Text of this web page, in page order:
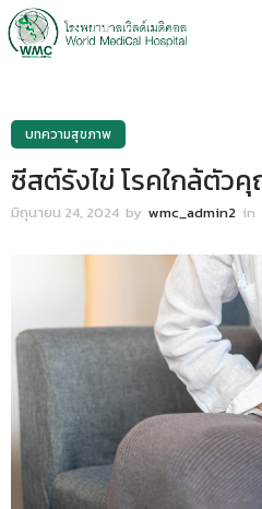
บทความสุขภาพ
ซีสต์รังไข่ โรคใกล้ตั
มิถุนายน 24, 2024 by wmc_admin2 in